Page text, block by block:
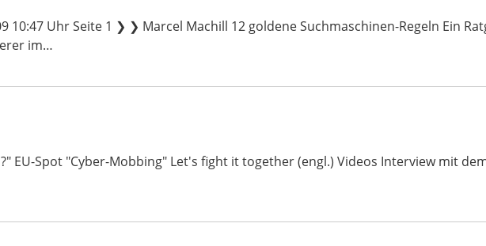
10:47 Uhr Seite 1 ❯ ❯ Marcel Machill 12 goldene Suchmaschinen-Regeln Ein
im…
EU-Spot "Cyber-Mobbing" Let's fight it together (engl.) Videos Interview mit